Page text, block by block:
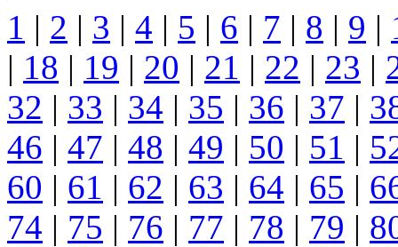
1 | 2 | 3 | 4 | 5 | 6 | 7 | 8 | 9 |
| 18 | 19 | 20 | 21 | 22 | 23 |
32 | 33 | 34 | 35 | 36 | 37 |
46 | 47 | 48 | 49 | 50 | 51 |
60 | 61 | 62 | 63 | 64 | 65 |
74 | 75 | 76 | 77 | 78 | 79 |